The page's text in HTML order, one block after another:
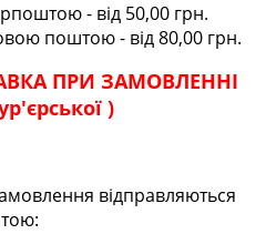
- від 50,00 грн.
поштою - від 80,00 грн.
ПРИ ЗАМОВЛЕННІ
)
відправляються